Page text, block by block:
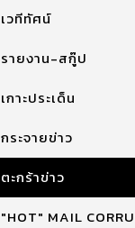
เวทีทัศน์
รายงาน-สกู๊ป
เกาะประเด็น
กระจายข่าว
ตะกร้าข่าว
"HOT" MAIL